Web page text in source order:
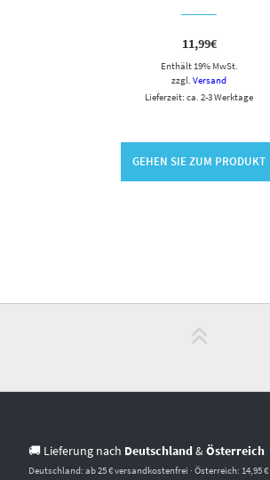
11,99€
Enthält 19% MwSt.
zzgl. Versand
Lieferzeit: ca. 2-3 Werktage
GEHEN SIE ZUM PRODUKT
🚚 Lieferung nach Deutschland &Österreich
Deutschland: ab 25 € versandkostenfrei · Österreich: 14,95 €